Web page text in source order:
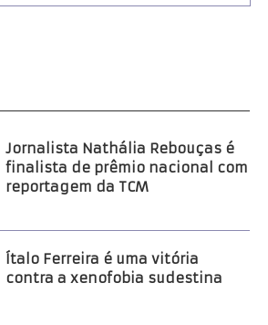
Jornalista Nathália Rebouças é
finalista de prêmio nacional com
reportagem da TCM
Ítalo Ferreira é uma vitória
contra a xenofobia sudestina